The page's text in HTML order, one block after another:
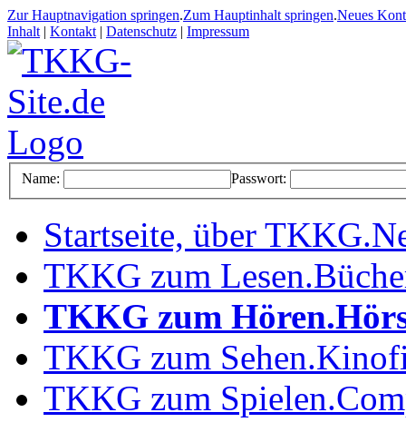
Zur Hauptnavigation springen.Zum Hauptinhalt springen.Neues
Inhalt | Kontakt | Datenschutz | Impressum
Name: Passwort:
Startseite, über TKKG.
TKKG zum Lesen.
TKKG zum Hören.
TKKG zum Sehen.
TKKG zum Spielen.